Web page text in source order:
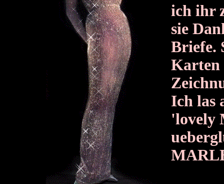
ich ihr
sie
Briefe.
Karten
Ich las
'lovely